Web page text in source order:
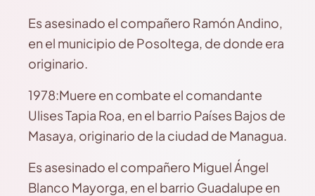
Es asesinado el compañero Ramón Andino,
en el municipio de Posoltega, de donde era
originario.
1978:Muere en combate el comandante
Ulises Tapia Roa, en el barrio Países Bajos de
Masaya, originario de la ciudad de Managua.
Es asesinado el compañero Miguel Ángel
Blanco Mayorga, en el barrio Guadalupe en